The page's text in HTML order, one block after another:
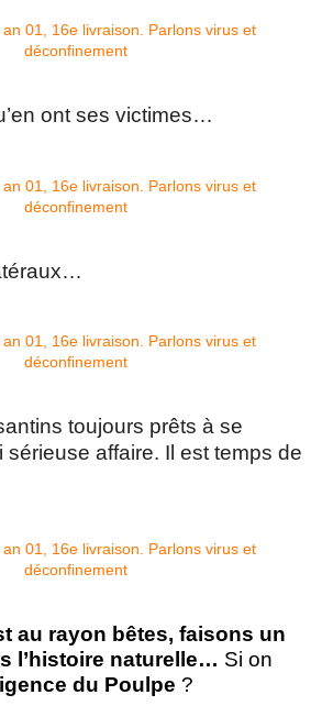
ont ses victimes…
toujours prêts à se
sérieuse affaire. Il est temps de
au rayon bêtes, faisons un
l’histoire naturelle… Si on
du Poulpe ?